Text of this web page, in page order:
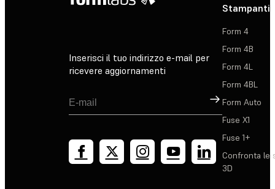
Inserisci il tuo indirizzo e-mail per
ricevere aggiornamenti
Registrati
Stampanti
Form 4
Form 4B
Form 4L
Form 4BL
Form Auto
Fuse X1
Fuse 1+
Confronta le
3D